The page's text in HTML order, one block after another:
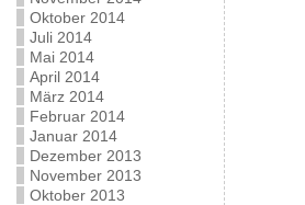
Oktober 2014
Juli 2014
Mai 2014
April 2014
März 2014
Februar 2014
Januar 2014
Dezember 2013
November 2013
Oktober 2013